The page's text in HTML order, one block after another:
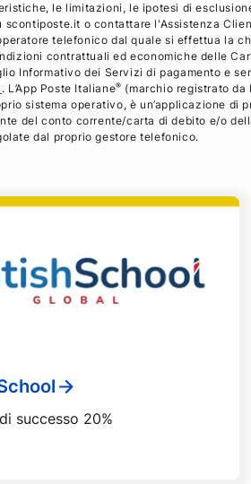
le limitazioni, le ipotesi di
o contattare l'Assistenza
telefonico dal quale si effettua la
contrattuali ed economiche delle
Informativo dei Servizi di pagamento e
. L’App Poste Italiane® (marchio registrato da
sistema operativo, è un’applicazione di
del conto corrente/carta di debito e/o
dal proprio gestore telefonico.
successo 20%